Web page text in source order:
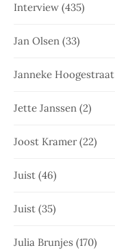
Interview (435)
Jan Olsen (33)
Janneke Hoogestraat
Jette Janssen (2)
Joost Kramer(22)
Juist (46)
Juist (35)
Julia Brunjes (170)